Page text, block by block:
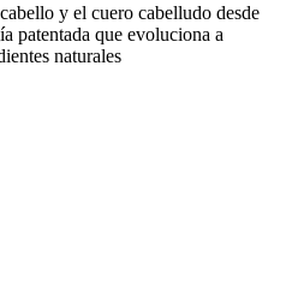
y el cuero cabelludo desde
patentada que evoluciona a
naturales